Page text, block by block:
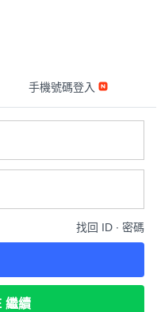
手機號碼登入
找回 ID ∙ 密碼
繼續